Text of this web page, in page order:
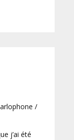
/
j’ai été